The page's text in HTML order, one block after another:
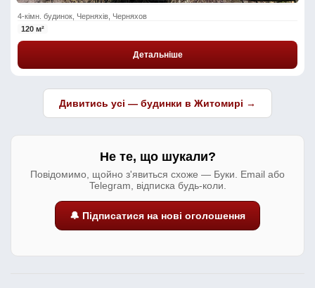
4-кімн. будинок, Черняхів, Черняхов
120 м²
Детальніше
Дивитись усі — будинки в Житомирі →
Не те, що шукали?
Повідомимо, щойно з'явиться схоже — Буки. Email або
Telegram, відписка будь-коли.
🔔 Підписатися на нові оголошення